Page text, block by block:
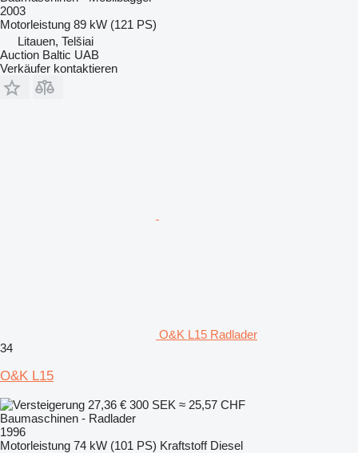
2003
Motorleistung 89 kW (121 PS)
Litauen, Telšiai
Auction Baltic UAB
Verkäufer kontaktieren
O&K L15 Radlader
34
O&K L15
27,36 € 300 SEK ≈ 25,57 CHF
Baumaschinen - Radlader
1996
Motorleistung 74 kW (101 PS) Kraftstoff Diesel